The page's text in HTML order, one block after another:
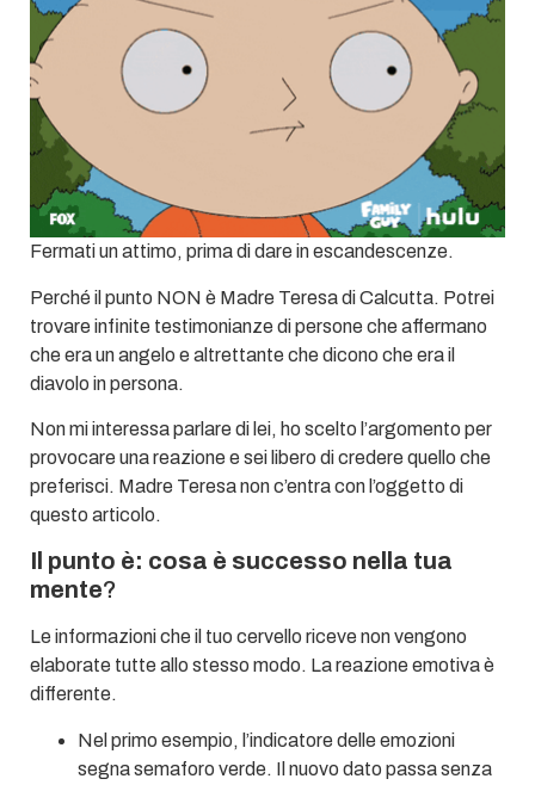
Fermati un attimo, prima di dare in escandescenze.
Perché il punto NON è Madre Teresa di Calcutta. Potrei
trovare infinite testimonianze di persone che affermano
che era un angelo e altrettante che dicono che era il
diavolo in persona.
Non mi interessa parlare di lei, ho scelto l’argomento per
provocare una reazione e sei libero di credere quello che
preferisci. Madre Teresa non c’entra con l’oggetto di
questo articolo.
Il punto è: cosa è successo nella tua
mente?
Le informazioni che il tuo cervello riceve non vengono
elaborate tutte allo stesso modo. La reazione emotiva è
differente.
Nel primo esempio, l’indicatore delle emozioni
segna semaforo verde. Il nuovo dato passa senza